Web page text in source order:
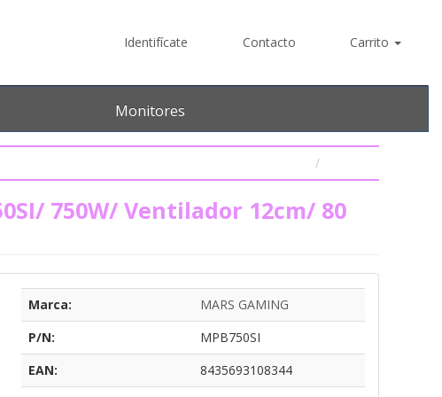
Identifícate Contacto Carrito
Monitores
750W/ Ventilador 12cm/ 80
Marca:
MARS GAMING
P/N:
MPB750SI
EAN:
8435693108344